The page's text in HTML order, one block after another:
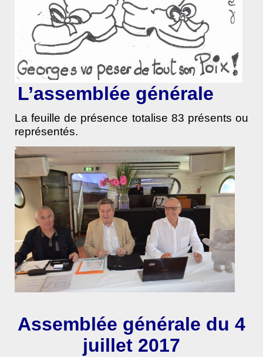
L’assemblée générale
La feuille de présence totalise 83 présents ou
représentés.
Assemblée générale du 4
juillet 2017